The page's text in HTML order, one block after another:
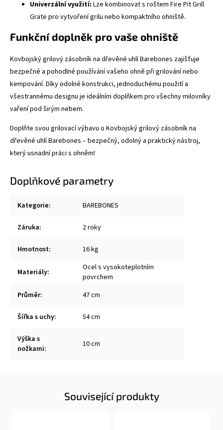
Univerzální využití: Lze kombinovat s roštem Fire Pit Grill
Grate pro vytvoření grilu nebo kompaktního ohniště.
Funkční doplněk pro vaše ohniště
Kovbojský grilový zásobník na dřevěné uhlí Barebones zajišťuje
bezpečné a pohodlné používání vašeho ohně při grilování nebo
kempování. Díky odolné konstrukci, jednoduchému použití a
všestrannému designu je ideálním doplňkem pro všechny milovníky
vaření pod širým nebem.
Doplňte svou grilovací výbavu o Kovbojský grilový zásobník na
dřevěné uhlí Barebones – bezpečný, odolný a praktický nástroj,
který usnadní práci s ohněm!
Doplňkové parametry
Kategorie: BAREBONES
Záruka: 2 roky
Hmotnost: 16 kg
Materiály:
Ocel s vysokoteplotním
povrchem
Průměr: 47 cm
Šířka s uchy: 54 cm
Výška s
nožkami: 10 cm
Související produkty